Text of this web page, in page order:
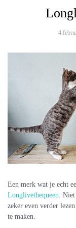
4
Een merk wat je echt
Longlivethequeen. Niet
zeker even verder
te maken.